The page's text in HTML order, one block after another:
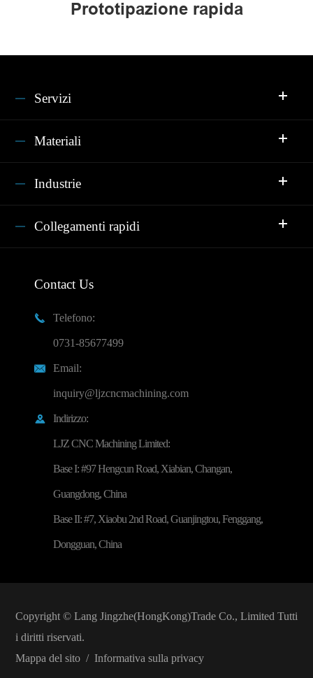
Prototipazione rapida
Servizi
Materiali
Industrie
Collegamenti rapidi
Contact Us

Telefono:
0731-85677499

Email:
inquiry@ljzcncmachining.com

Indirizzo:
LJZ CNC Machining Limited:
Base I: #97 Hengcun Road, Xiabian, Changan,
Guangdong, China
Base II: #7, Xiaobu 2nd Road, Guanjingtou, Fenggang,
Dongguan, China
Copyright © Lang Jingzhe(HongKong)Trade Co., LimitedTutti
i diritti riservati.
Mappa del sito/ Informativa sulla privacy